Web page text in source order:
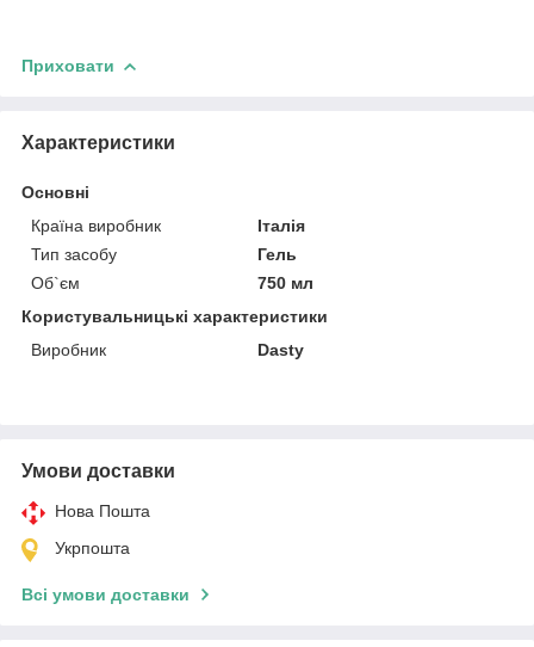
Приховати
Характеристики
Основні
Країна виробник
Італія
Тип засобу
Гель
Об`єм
750 мл
Користувальницькі характеристики
Виробник
Dasty
Умови доставки
Нова Пошта
Укрпошта
Всі умови доставки